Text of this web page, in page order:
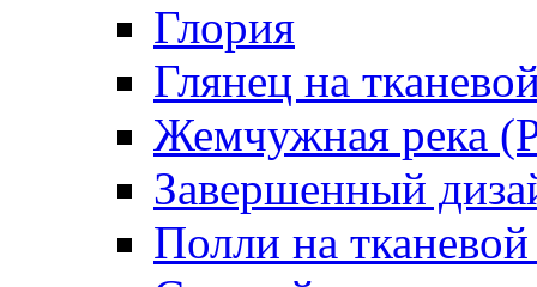
Глория
Глянец на
Жемчужная река
Завершенный
Полли на